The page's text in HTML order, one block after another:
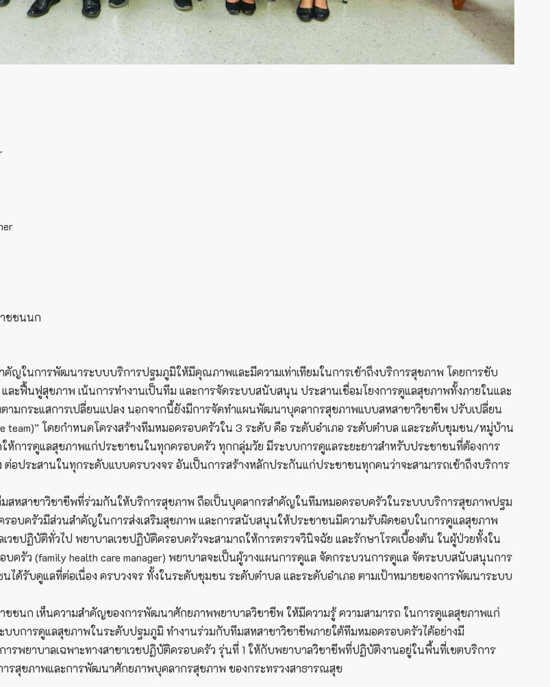
ชชนนก
ญในการพัฒนาระบบบริการปฐมภูมิให้มีคุณภาพและมีความเท่าเทียมในการเข้าถึงบริการสุขภาพ โดยการขับ
ะฟื้นฟูสุขภาพ เน้นการทำงานเป็นทีม และการจัดระบบสนับสนุน ประสานเชื่อมโยงการดูแลสุขภาพทั้งภายในและ
ามกระแสการเปลี่ยนแปลง นอกจากนี้ยังมีการจัดทำแผนพัฒนาบุคลากรสุขภาพแบบสหสาขาวิชาชีพ ปรับเปลี่ยน
โดยกำหนดโครงสร้างทีมหมอครอบครัวใน 3 ระดับ คือ ระดับอำเภอ ระดับตำบล และระดับชุมชน/หมู่บ้าน
การดูแลสุขภาพแก่ประชาชนในทุกครอบครัว ทุกกลุ่มวัย มีระบบการดูแลระยะยาวสำหรับประชาชนที่ต้องการ
ต่อประสานในทุกระดับแบบครบวงจร อันเป็นการสร้างหลักประกันแก่ประชาชนทุกคนว่าจะสามารถเข้าถึงบริการ
มสหสาขาวิชาชีพที่ร่วมกันให้บริการสุขภาพ ถือเป็นบุคลากรสำคัญในทีมหมอครอบครัวในระบบบริการสุขภาพปฐม
อบครัวมีส่วนสำคัญในการส่งเสริมสุขภาพ และการสนับสนุนให้ประชาชนมีความรับผิดชอบในการดูแลสุขภาพ
ปฏิบัติทั่วไป พยาบาลเวชปฏิบัติครอบครัวจะสามาถให้การตรวจวินิจฉัย และรักษาโรคเบื้องต้น ในผู้ป่วยทั้งใน
ครัว (family health care manager) พยาบาลจะเป็นผู้วางแผนการดูแล จัดกระบวนการดูแล จัดระบบสนับสนุนการ
ได้รับดูแลที่ต่อเนื่อง ครบวงจร ทั้งในระดับชุมชน ระดับตำบล และระดับอำเภอ ตามเป้าหมายของการพัฒนาระบบ
นก เห็นความสำคัญของการพัฒนาศักยภาพพยาบาลวิชาชีพ ให้มีความรู้ ความสามารถ ในการดูแลสุขภาพแก่
การดูแลสุขภาพในระดับปฐมภูมิ ทำงานร่วมกับทีมสหสาขาวิชาชีพภายใต้ทีมหมอครอบครัวได้อย่างมี
รพยาบาลเฉพาะทางสาขาเวชปฏิบัติครอบครัว รุ่นที่ 1 ให้กับพยาบาลวิชาชีพที่ปฏิบัติงานอยู่ในพื้นที่เขตบริการ
รสุขภาพและการพัฒนาศักยภาพบุคลากรสุขภาพ ของกระทรวงสาธารณสุข